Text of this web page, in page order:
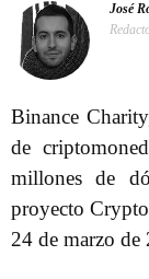
José
Binance
de
millones de
proyecto
24 de marzo de